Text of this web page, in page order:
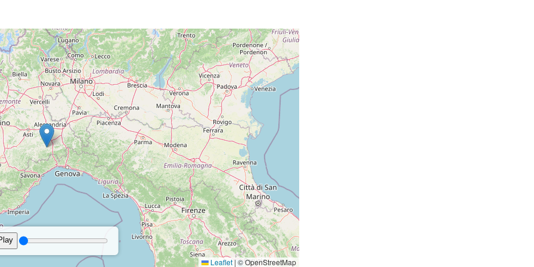
7 km/h - O
Brezza leggera
65% 1020 hPa
6 km/h - N
Bava di vento
35% 1019 hPa
8 km/h - SE
Brezza leggera
42% 1019 hPa
06:26 20:34 Durata del giorno: 14:08
Precipitazioni Vento Umidità Pressione
3 km/h - O
Bava di vento
61% 1020 hPa
7 km/h - O
Brezza leggera
60% 1021 hPa
7 km/h - N
Brezza leggera
33% 1019 hPa
3 km/h - SO
Bava di vento
57% 15% 1016 hPa
6 km/h - S
Bava di vento
61% 12% 1016 hPa
4 km/h - S
Bava di vento
65% 9% 1017 hPa
3 km/h - SO
Bava di vento
67% 0% 1017 hPa
06:22 20:39 Durata del giorno: 14:16
Precipitazioni Vento Umidità Nuvolosità Pressione
3 km/h - SO
Bava di vento
66% 0% 1017 hPa
5 km/h - SO
Bava di vento
68% 0% 1016 hPa
71% 0% 1016 hPa